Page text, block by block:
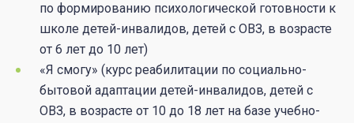
по формированию психологической готовности к
школе детей-инвалидов, детей с ОВЗ, в возрасте
от 6 лет до 10 лет)
«Я смогу» (курс реабилитации по социально-
бытовой адаптации детей-инвалидов, детей с
ОВЗ, в возрасте от 10 до 18 лет на базе учебно-